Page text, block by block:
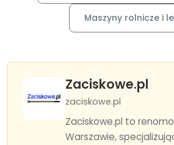
Maszyny rolnicze i
Zaciskowe.pl
zaciskowe.pl
Zaciskowe.pl to
Warszawie,